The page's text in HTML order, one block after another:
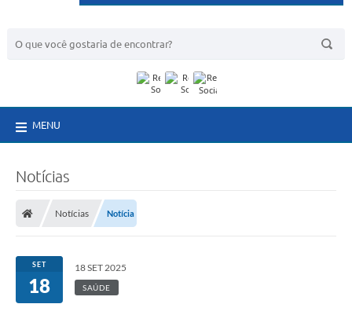
MENU
Notícias
Notícias Notícia
SET
18
18 SET 2025
SAÚDE